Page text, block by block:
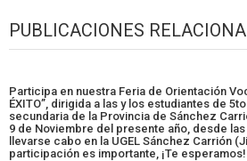
PUBLICACIONES
Participa en nuestra Feria de Orientación
ÉXITO”, dirigida a las y los estudiantes de
secundaria de la Provincia de Sánchez
9 de Noviembre del presente año, desde las
llevarse cabo en la UGEL Sánchez Carrión
participación es importante, ¡Te esperamos!